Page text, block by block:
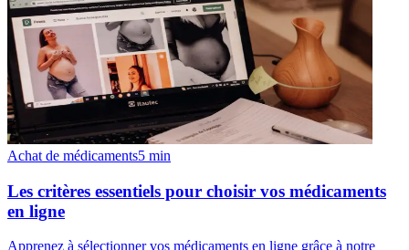
Achat de médicaments5 min
Les critères essentiels pour choisir vos médicaments
en ligne
Apprenez à sélectionner vos médicaments en ligne grâce à notre